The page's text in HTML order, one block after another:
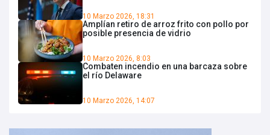
10 Marzo 2026, 18:31
Amplían retiro de arroz frito con pollo por
posible presencia de vidrio
10 Marzo 2026, 8:03
Combaten incendio en una barcaza sobre
el río Delaware
10 Marzo 2026, 14:07